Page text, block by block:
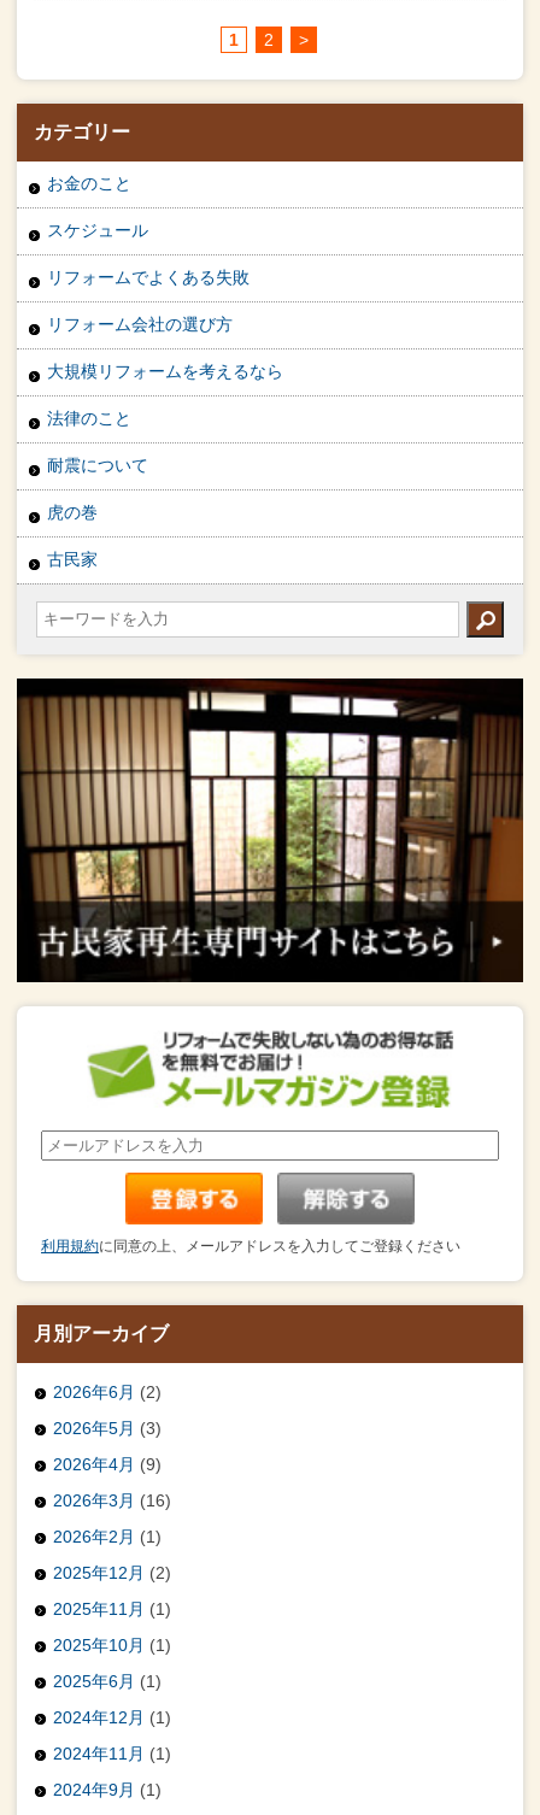
1 2 >
カテゴリー
お金のこと
スケジュール
リフォームでよくある失敗
リフォーム会社の選び方
大規模リフォームを考えるなら
法律のこと
耐震について
虎の巻
古民家
利用規約に同意の上、メールアドレスを入力してご登録ください
月別アーカイブ
2026年6月 (2)
2026年5月 (3)
2026年4月 (9)
2026年3月 (16)
2026年2月 (1)
2025年12月 (2)
2025年11月 (1)
2025年10月 (1)
2025年6月 (1)
2024年12月 (1)
2024年11月 (1)
2024年9月 (1)